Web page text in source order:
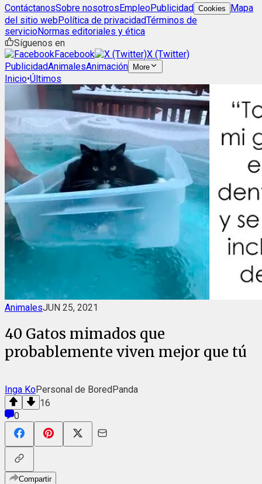
ContáctanosSobre nosotrosEmpleoPublicidad Cookies
Mapa
del sitio webPolítica de privacidadTérminos de
servicioNormas editoriales y ética
Síguenos en
Facebook
X (Twitter)
PublicidadAnimalesAnimación More
Inicio•Últimos
AnimalesJUN 25, 2021
40 Gatos mimados que
probablemente viven mejor que tú
Inga KoPersonal de BoredPanda
16
0
Compartir